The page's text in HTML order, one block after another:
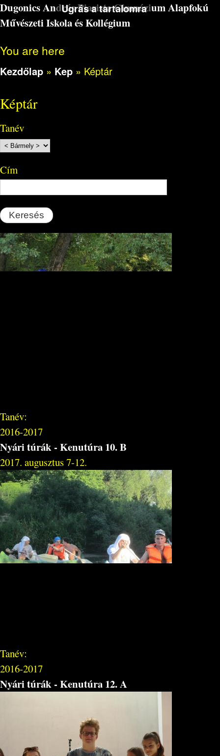
Ugrás a tartalomra
Dugonics András Piarista Gimnázium Alapfokú
Művészeti Iskola és Kollégium
You are here
Kezdőlap » Kep » Képtár
Képtár
Tanév
Cím
Tanév:
2016-2017
Nyári túrák - Kenutúra 10. B
2017. augusztus 7-12.
Tanév:
2016-2017
Nyári túrák - Kenutúra 12. A